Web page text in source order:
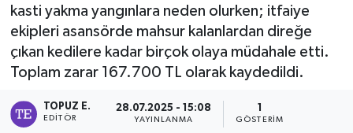
kasti yakma yangınlara neden olurken; itfaiye
ekipleri asansörde mahsur kalanlardan direğe
çıkan kedilere kadar birçok olaya müdahale etti.
Toplam zarar 167.700 TL olarak kaydedildi.
TOPUZ E.
EDITÖR
28.07.2025 - 15:08
YAYINLANMA GÖSTERIM
TÜRKİYE